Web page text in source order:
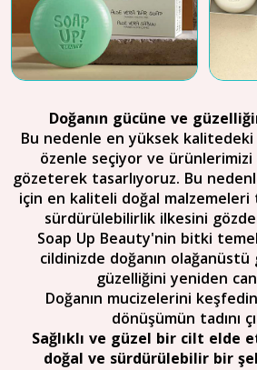
Doğanın gücüne ve
Bu nedenle en yüksek
özenle seçiyor ve
gözeterek tasarlıyoruz. Bu
için en kaliteli doğal
sürdürülebilirlik ilkesini
Soap Up Beauty'nin bitki
cildinizde doğanın olağanüstü
güzelliğini yeniden
Doğanın mucizelerini
dönüşümün tadını
Sağlıklı ve güzel bir cilt elde
doğal ve sürdürülebilir bir